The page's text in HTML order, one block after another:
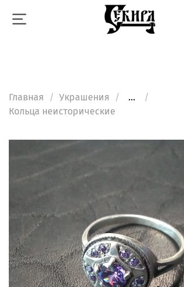
Главная Украшения
...
Кольца неисторические